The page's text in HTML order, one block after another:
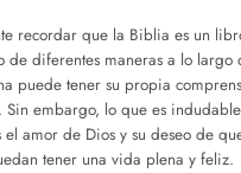
recordar que la Biblia es un
de diferentes maneras a lo largo
puede tener su propia
Sin embargo, lo que es
amor de Dios y su deseo de
tener una vida plena y feliz.